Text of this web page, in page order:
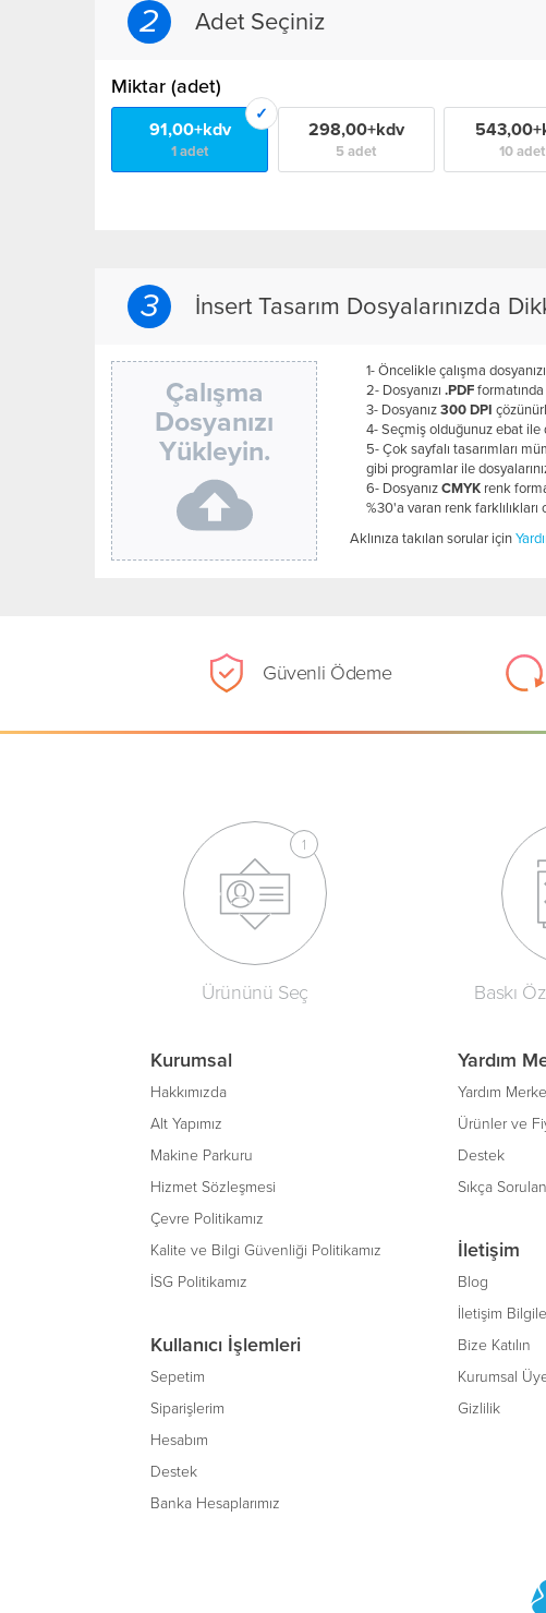
2 Adet Seçiniz
Miktar (adet)
91,00+kdv
1 adet
298,00+kdv
5 adet 10 adet
3 İnsert Tasarım Dosyalarınızda
Çalışma
Dosyanızı
Yükleyin.
1- Öncelikle çalışma
2- Dosyanızı.PDF
3- Dosyanız300 DPI
4- Seçmiş olduğunuz ebat ile
5- Çok sayfalı tasarımları
gibi programlar ile
6- DosyanızCMYK renk
%30'a varan renk
Aklınıza takılan sorular için
Güvenli Ödeme
Ürününü Seç Baskı
Kurumsal
Hakkımızda
Alt Yapımız
Makine Parkuru
Hizmet Sözleşmesi
Çevre Politikamız
Kalite ve Bilgi Güvenliği Politikamız
İSG Politikamız
Kullanıcı İşlemleri
Sepetim
Siparişlerim
Hesabım
Destek
Banka Hesaplarımız
Yardım
Yardım
Ürünler ve
Destek
Sıkça
İletişim
Blog
İletişim
Bize Katılın
Kurumsal
Gizlilik